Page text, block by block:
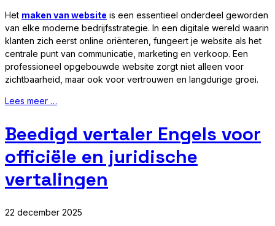
Het maken van website is een essentieel onderdeel geworden
van elke moderne bedrijfsstrategie. In een digitale wereld waarin
klanten zich eerst online oriënteren, fungeert je website als het
centrale punt van communicatie, marketing en verkoop. Een
professioneel opgebouwde website zorgt niet alleen voor
zichtbaarheid, maar ook voor vertrouwen en langdurige groei.
Lees meer …
Beedigd vertaler Engels voor
officiële en juridische
vertalingen
22 december 2025